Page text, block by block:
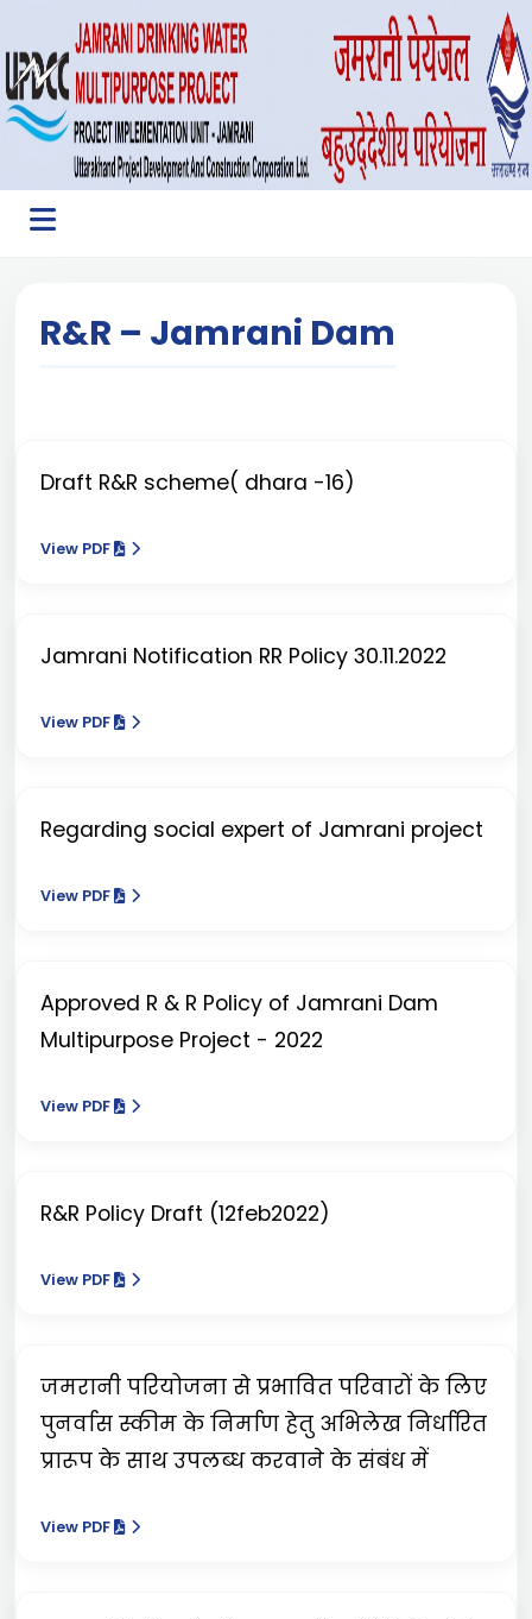
R&R – Jamrani Dam
Draft R&R scheme( dhara -16)
View PDF
Jamrani Notification RR Policy 30.11.2022
View PDF
Regarding social expert of Jamrani project
View PDF
Approved R & R Policy of Jamrani Dam
Multipurpose Project - 2022
View PDF
R&R Policy Draft (12feb2022)
View PDF
जमरानी परियोजना से प्रभावित परिवारों के लिए
पुनर्वास स्कीम के निर्माण हेतु अभिलेख निर्धारित
प्रारूप के साथ उपलब्ध करवाने के संबंध में
View PDF